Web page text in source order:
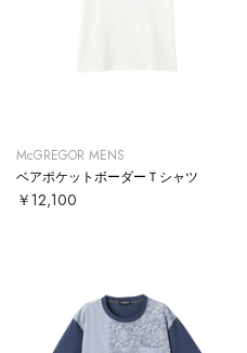
McGREGOR MENS
ベアポケットボーダーＴシャツ
￥12,100